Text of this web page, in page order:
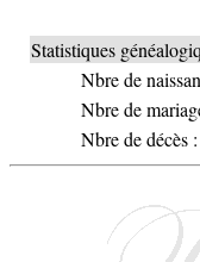
Statistiques
Nbre de
Nbre de
Nbre de décès :